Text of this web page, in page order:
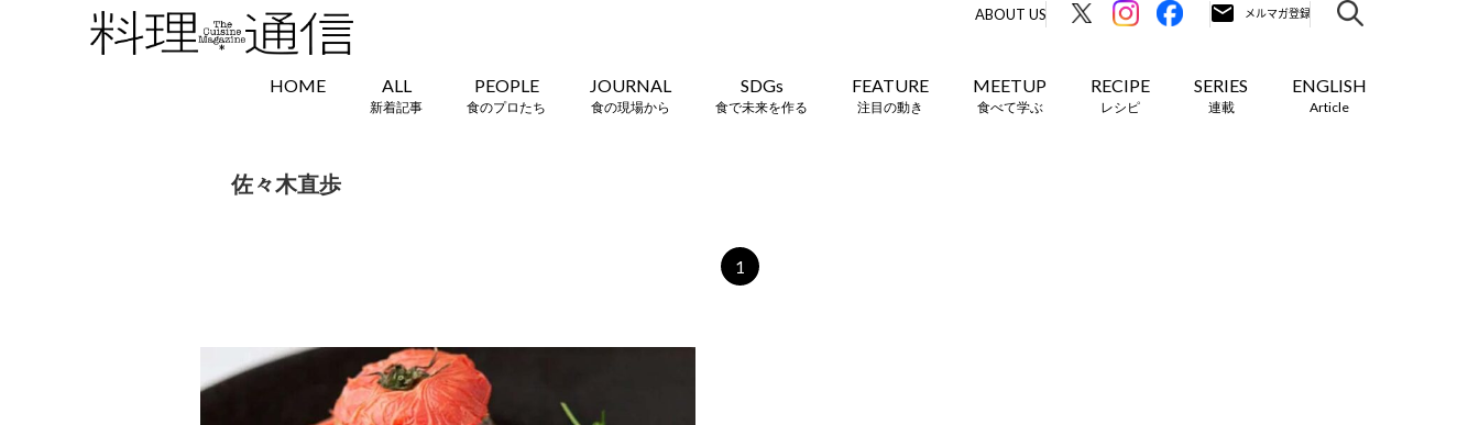
ABOUT US
HOME ALL
新着記事
PEOPLE
食のプロたち
JOURNAL
食の現場から
SDGs
食で未来を作る
FEATURE
注目の動き
MEETUP
食べて学ぶ
RECIPE
レシピ
SERIES
連載
ENGLISH
Article
佐々木直歩
1